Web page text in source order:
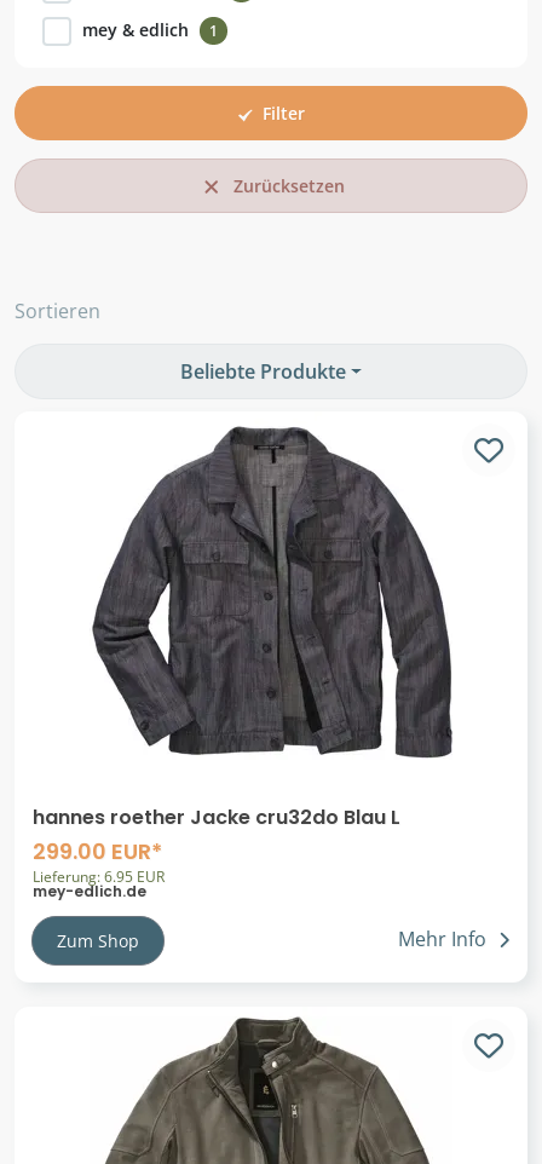
mey & edlich 1
Filter
Zurücksetzen
Sortieren
Beliebte Produkte
hannes roether Jacke cru32do Blau L
299.00 EUR*
Lieferung: 6.95 EUR
mey-edlich.de
Zum Shop Mehr Info